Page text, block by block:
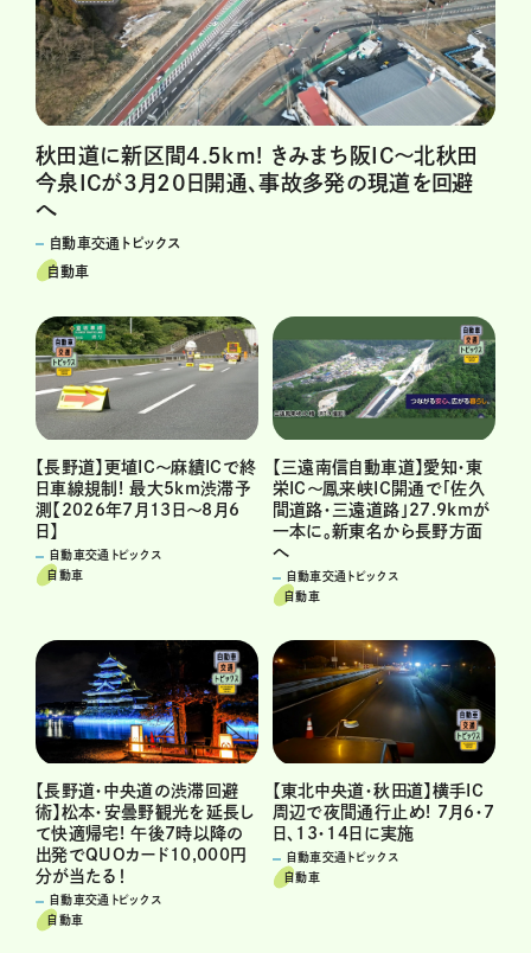
秋田道に新区間4.5km! きみまち阪IC〜北秋田
今泉ICが3月20日開通、事故多発の現道を回避
へ
自動車交通トピックス
自動車
【長野道】更埴IC～麻績ICで終
日車線規制! 最大5km渋滞予
測【2026年7月13日～8月6
日】
自動車交通トピックス
自動車
【三遠南信自動車道】愛知・東
栄IC～鳳来峡IC開通で「佐久
間道路・三遠道路」27.9kmが
一本に。新東名から長野方面
へ
自動車交通トピックス
自動車
【長野道・中央道の渋滞回避
術】松本・安曇野観光を延長し
て快適帰宅! 午後7時以降の
出発でQUOカード10,000円
分が当たる！
自動車交通トピックス
自動車
【東北中央道・秋田道】横手IC
周辺で夜間通行止め! 7月6・7
日、13・14日に実施
自動車交通トピックス
自動車